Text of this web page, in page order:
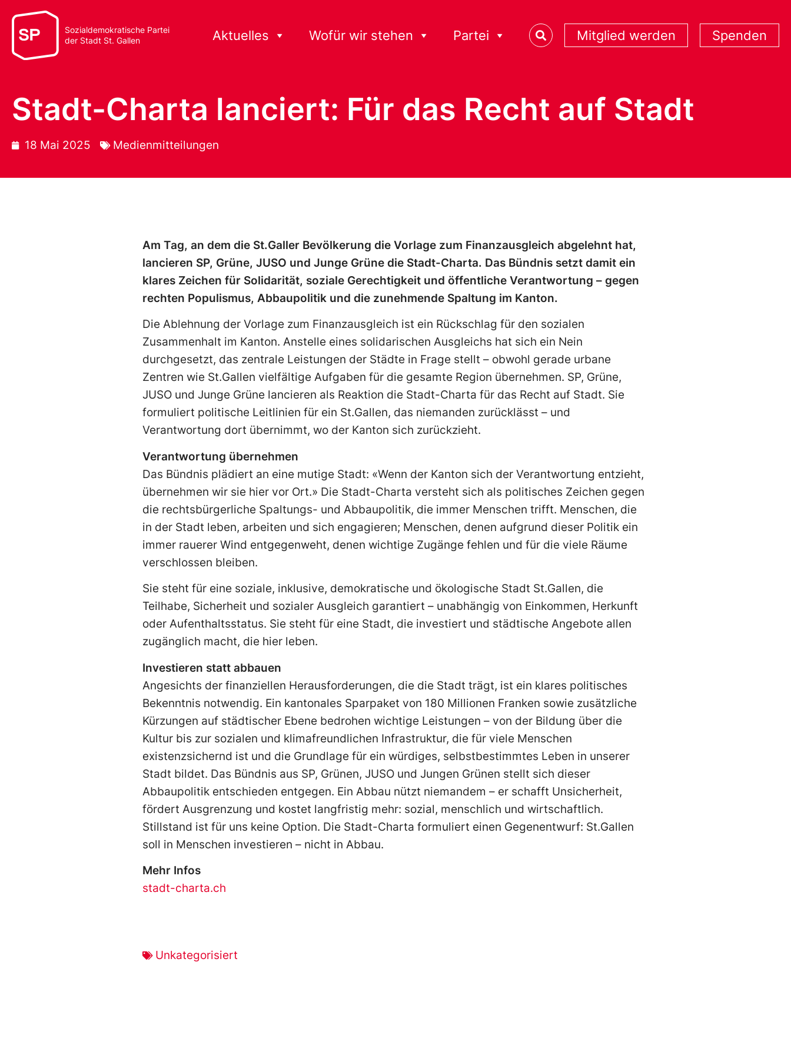
Sozialdemokratische Partei
der Stadt St. Gallen
Aktuelles Wofür wir stehen Partei Mitglied werden Spenden
Stadt-Charta lanciert: Für das Recht auf Stadt
18 Mai 2025 Medienmitteilungen
Am Tag, an dem die St.Galler Bevölkerung die Vorlage zum Finanzausgleich abgelehnt hat,
lancieren SP, Grüne, JUSO und Junge Grüne die Stadt-Charta. Das Bündnis setzt damit ein
klares Zeichen für Solidarität, soziale Gerechtigkeit und öffentliche Verantwortung – gegen
rechten Populismus, Abbaupolitik und die zunehmende Spaltung im Kanton.
Die Ablehnung der Vorlage zum Finanzausgleich ist ein Rückschlag für den sozialen
Zusammenhalt im Kanton. Anstelle eines solidarischen Ausgleichs hat sich ein Nein
durchgesetzt, das zentrale Leistungen der Städte in Frage stellt – obwohl gerade urbane
Zentren wie St.Gallen vielfältige Aufgaben für die gesamte Region übernehmen. SP, Grüne,
JUSO und Junge Grüne lancieren als Reaktion die Stadt-Charta für das Recht auf Stadt. Sie
formuliert politische Leitlinien für ein St.Gallen, das niemanden zurücklässt – und
Verantwortung dort übernimmt, wo der Kanton sich zurückzieht.
Verantwortung übernehmen
Das Bündnis plädiert an eine mutige Stadt: «Wenn der Kanton sich der Verantwortung entzieht,
übernehmen wir sie hier vor Ort.» Die Stadt-Charta versteht sich als politisches Zeichen gegen
die rechtsbürgerliche Spaltungs- und Abbaupolitik, die immer Menschen trifft. Menschen, die
in der Stadt leben, arbeiten und sich engagieren; Menschen, denen aufgrund dieser Politik ein
immer rauerer Wind entgegenweht, denen wichtige Zugänge fehlen und für die viele Räume
verschlossen bleiben.
Sie steht für eine soziale, inklusive, demokratische und ökologische Stadt St.Gallen, die
Teilhabe, Sicherheit und sozialer Ausgleich garantiert – unabhängig von Einkommen, Herkunft
oder Aufenthaltsstatus. Sie steht für eine Stadt, die investiert und städtische Angebote allen
zugänglich macht, die hier leben.
Investieren statt abbauen
Angesichts der finanziellen Herausforderungen, die die Stadt trägt, ist ein klares politisches
Bekenntnis notwendig. Ein kantonales Sparpaket von 180 Millionen Franken sowie zusätzliche
Kürzungen auf städtischer Ebene bedrohen wichtige Leistungen – von der Bildung über die
Kultur bis zur sozialen und klimafreundlichen Infrastruktur, die für viele Menschen
existenzsichernd ist und die Grundlage für ein würdiges, selbstbestimmtes Leben in unserer
Stadt bildet. Das Bündnis aus SP, Grünen, JUSO und Jungen Grünen stellt sich dieser
Abbaupolitik entschieden entgegen. Ein Abbau nützt niemandem – er schafft Unsicherheit,
fördert Ausgrenzung und kostet langfristig mehr: sozial, menschlich und wirtschaftlich.
Stillstand ist für uns keine Option. Die Stadt-Charta formuliert einen Gegenentwurf: St.Gallen
soll in Menschen investieren – nicht in Abbau.
Mehr Infos
stadt-charta.ch
Unkategorisiert